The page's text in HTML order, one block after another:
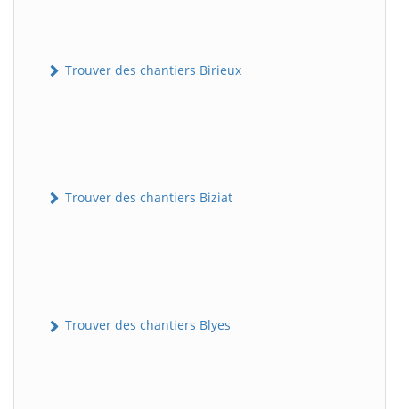
Trouver des chantiers Birieux
Trouver des chantiers Biziat
Trouver des chantiers Blyes